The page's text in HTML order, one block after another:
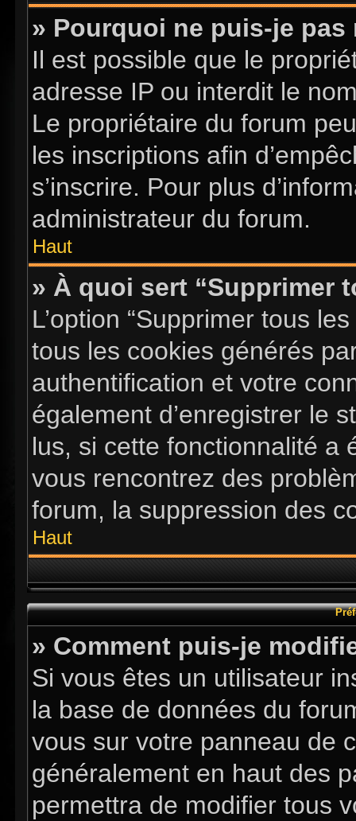
» Pourquoi ne puis-je pas
Il est possible que le
adresse IP ou interdit le
Le propriétaire du forum
les inscriptions afin
s’inscrire. Pour plus
administrateur du forum.
Haut
» À quoi sert “Supprimer
L’option “Supprimer tous
tous les cookies générés
authentification et votre
également d’enregistrer le
lus, si cette fonctionnalité a
vous rencontrez des
forum, la suppression des
Haut
» Comment puis-je
Si vous êtes un utilisateur
la base de données du
vous sur votre panneau de
généralement en haut des
permettra de modifier tous